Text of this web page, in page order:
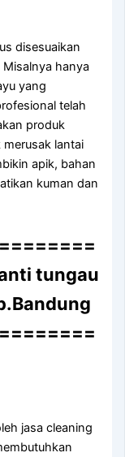
disesuaikan
hanya
yang
telah
produk
lantai
apik, bahan
kuman dan
tungau
jasa cleaning